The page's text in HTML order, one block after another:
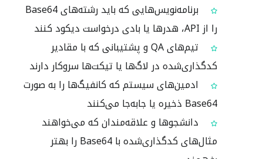
برنامه‌نویس‌هایی که باید رشته‌های Base64
را از API، هدرها یا بادی درخواست دیکود کنند
تیم‌های QA و پشتیبانی که با مقادیر
کدگذاری‌شده در لاگ‌ها یا تیکت‌ها سروکار دارند
ادمین‌های سیستم که کانفیگ‌ها را به صورت
Base64 ذخیره یا جابه‌جا می‌کنند
دانشجوها و علاقه‌مندان که می‌خواهند
مثال‌های کدگذاری‌شده با Base64 را بهتر